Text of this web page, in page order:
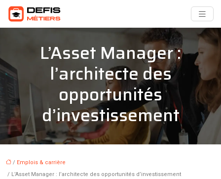
L’Asset Manager :
l’architecte des
opportunités
d’investissement
/ Emplois & carrière
/ L’Asset Manager : l’architecte des opportunités d’investissement